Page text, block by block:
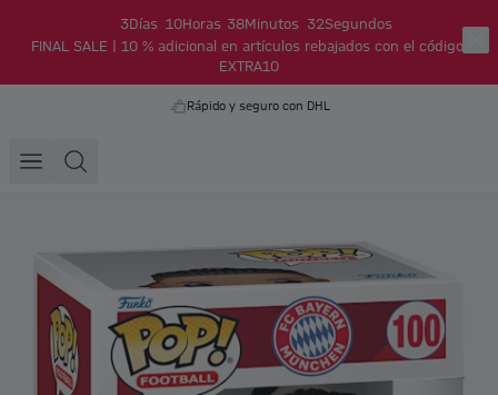
3 Días 10Horas 38Minutos 31Segundos
FINAL SALE | 10 % adicional en artículos rebajados con el código:
EXTRA10
Rápido y seguro con DHL